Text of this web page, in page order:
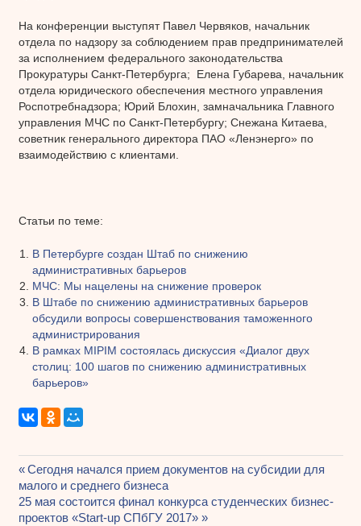
На конференции выступят Павел Червяков, начальник
отдела по надзору за соблюдением прав предпринимателей
за исполнением федерального законодательства
Прокуратуры Санкт-Петербурга; Елена Губарева, начальник
отдела юридического обеспечения местного управления
Роспотребнадзора; Юрий Блохин, замначальника Главного
управления МЧС по Санкт-Петербургу; Снежана Китаева,
советник генерального директора ПАО «Ленэнерго» по
взаимодействию с клиентами.
Статьи по теме:
В Петербурге создан Штаб по снижению
административных барьеров
МЧС: Мы нацелены на снижение проверок
В Штабе по снижению административных барьеров
обсудили вопросы совершенствования таможенного
администрирования
В рамках MIPIM состоялась дискуссия «Диалог двух
столиц: 100 шагов по снижению административных
барьеров»
Навигация
по
Предыдущая
запись:
Сегодня начался прием документов на субсидии для
малого и среднего бизнеса
Следующая
запись:
25 мая состоится финал конкурса студенческих бизнес-
проектов «Start-up СПбГУ 2017»